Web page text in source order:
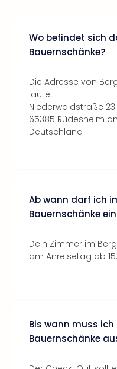
Wo befindet sich
Bauernschänke?
Die Adresse von
lautet:
Niederwaldstraße 23
65385 Rüdesheim
Deutschland
Ab wann darf ich
Bauernschänke
Dein Zimmer im
am Anreisetag ab
Bis wann muss ich
Bauernschänke